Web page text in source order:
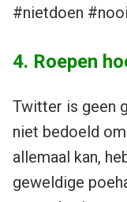
#nietdoen
4. Roepen
Twitter is geen
niet bedoeld
allemaal kan,
geweldige